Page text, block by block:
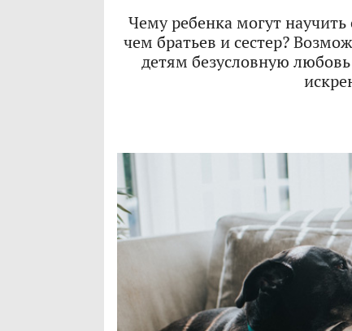
Чему ребенка могут
чем братьев и сестер?
детям безусловную